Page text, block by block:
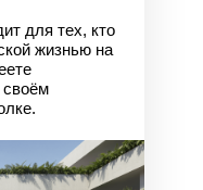
для тех, кто
жизнью на
своём